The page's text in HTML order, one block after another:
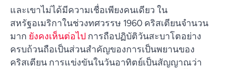
และเขาไม่ได้มีความเชื่อเพียงคนเดียว ใน
สหรัฐอเมริกาในช่วงทศวรรษ 1960 คริสเตียนจำนวน
มาก ยังคงเห็นต่อไป การถือปฏิบัติวันสะบาโตอย่าง
ครบถ้วนถือเป็นส่วนสำคัญของการเป็นพยานของ
คริสเตียน การแข่งขันในวันอาทิตย์เป็นสัญญาณว่า